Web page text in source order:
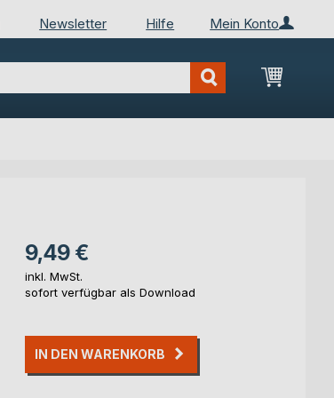
Mein Konto
Newsletter Hilfe
Mein
9,49 €
inkl. MwSt.
sofort verfügbar als Download
IN DEN WARENKORB